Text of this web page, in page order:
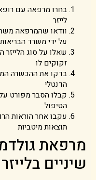
בחרו מרפאה עם
לייזר
וודאו שהמרפאה
על ידי משרד הבריאות
שאלו על סוג
זקוקים לו
בדקו את ההכשרה
הדנטלי
קבלו הסבר מפורט
הטיפול
עקבו אחר הוראות
תוצאות מיטביות
מרפאת
שיניים